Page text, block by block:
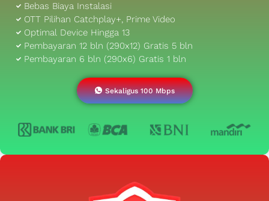
Bebas Biaya Instalasi
OTT Pilihan Catchplay+, Prime Video
Optimal Device Hingga 13
Pembayaran 12 bln (290x12) Gratis 5 bln
Pembayaran 6 bln (290x6) Gratis 1 bln
Sekaligus 100 Mbps